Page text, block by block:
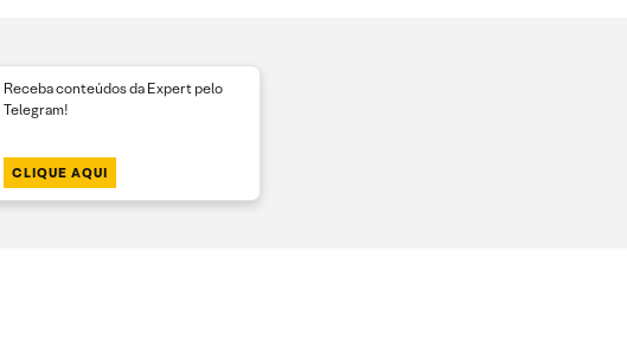
Receba conteúdos da Expert pelo
Telegram!
CLIQUE AQUI